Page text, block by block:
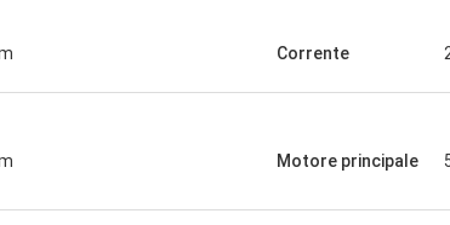
Corrente
Motore principale